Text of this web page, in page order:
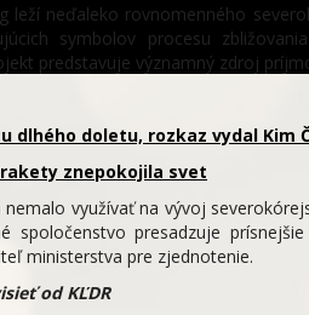
leží neďaleko rovnomenného
symbolov procesu
predstavuje významný zdroj
dlhého doletu, rozkaz vydal Kim
znepokojila svet
nemalo využívať na vývoj
spoločenstvo presadzuje
ministerstva pre zjednotenie.
od KĽDR